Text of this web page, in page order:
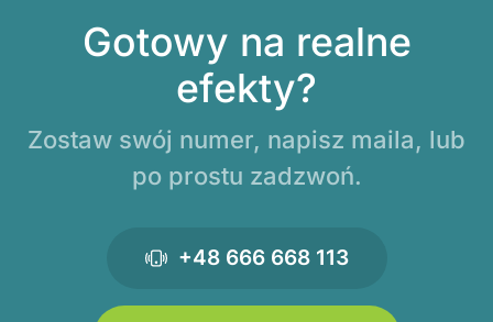
Gotowy na realne
efekty?
Zostaw swój numer, napisz maila, lub
po prostu zadzwoń.
+48 666 668 113